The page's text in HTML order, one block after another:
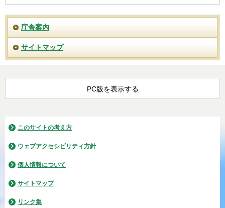
庁舎案内
サイトマップ
PC版を表示する
このサイトの考え方
ウェブアクセシビリティ方針
個人情報について
サイトマップ
リンク集